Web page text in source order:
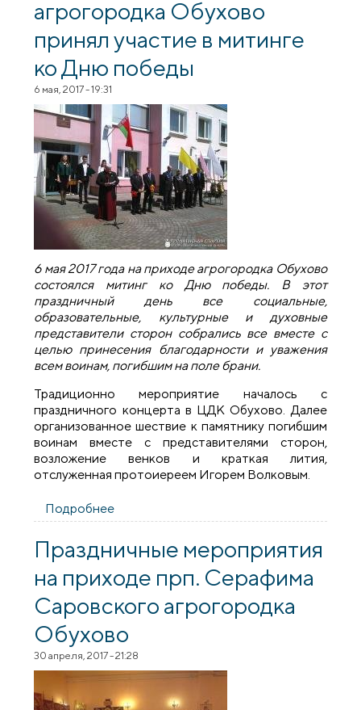
агрогородка Обухово
принял участие в митинге
ко Дню победы
6 мая, 2017 - 19:31
6 мая 2017 года на приходе агрогородка Обухово
состоялся митинг ко Дню победы. В этот
праздничный день все социальные,
образовательные, культурные и духовные
представители сторон собрались все вместе с
целью принесения благодарности и уважения
всем воинам, погибшим на поле брани.
Традиционно мероприятие началось с
праздничного концерта в ЦДК Обухово. Далее
организованное шествие к памятнику погибшим
воинам вместе с представителями сторон,
возложение венков и краткая лития,
отслуженная протоиереем Игорем Волковым.
Подробнее
Обухово принял участие в митинге ко
Праздничные мероприятия
на приходе прп. Серафима
Саровского агрогородка
Обухово
30 апреля, 2017 - 21:28